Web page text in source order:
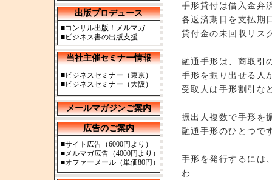
出版プロデュース
■コンサル出版！メルマガ
■ビジネス書の出版支援
当社主催セミナー情報
■ビジネスセミナー（東京）
■ビジネスセミナー（大阪）
メールマガジンご案内
広告のご案内
■サイト広告（6000円より）
■メルマガ広告（4000円より）
■オファーメール（単価80円）
手形貸付は借入金弁
各返済期日を支払期
貸付金の未回収リス
融通手形は、商取引
手形を振り出せる人
受取人は手形割引な
振出人複数で手形を
融通手形のひとつで
手形を発行するには
わ